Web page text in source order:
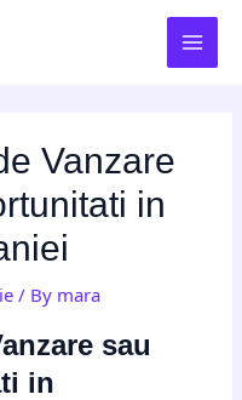
Vanzare
in
/ By mara
sau
in